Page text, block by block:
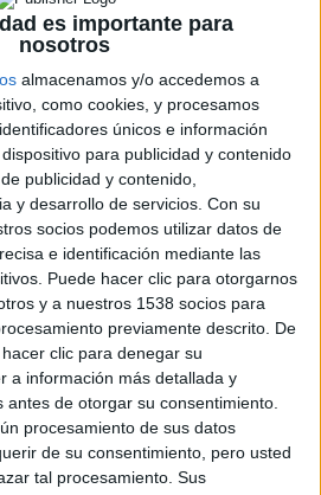
es importante para
nosotros
almacenamos y/o accedemos a
como cookies, y procesamos
únicos e información
para publicidad y contenido
publicidad y contenido,
y desarrollo de servicios. Con su
socios podemos utilizar datos de
e identificación mediante las
Puede hacer clic para otorgarnos
y a nuestros 1538 socios para
previamente descrito. De
clic para denegar su
a información más detallada y
de otorgar su consentimiento.
procesamiento de sus datos
de su consentimiento, pero usted
tal procesamiento. Sus
draconianas que tensan los
que las normas sociales se
Seed of the Sacred Figes un
realizado por
punto de partida la muerte en
Aminia manos de las autoridades
inadecuado». El director utiliza
con dispositivos móviles de las
justicia por la chica y las
historia familiar que no deja de ser
iraní contemporánea.
es ascendido a juez de
creciente ola de disturbios se